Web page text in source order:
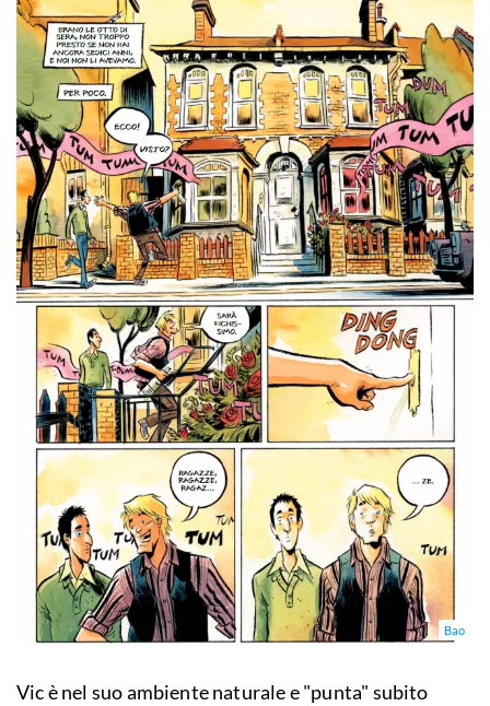
Bao
Vic è nel suo ambiente naturale e "punta" subito